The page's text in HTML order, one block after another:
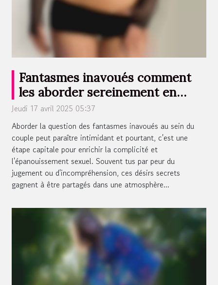
Fantasmes inavoués comment
les aborder sereinement en
couple hétéro
Jeudi 17 avril 2025 05:37
Aborder la question des fantasmes inavoués au sein du
couple peut paraître intimidant et pourtant, c'est une
étape capitale pour enrichir la complicité et
l'épanouissement sexuel. Souvent tus par peur du
jugement ou d'incompréhension, ces désirs secrets
gagnent à être partagés dans une atmosphère...